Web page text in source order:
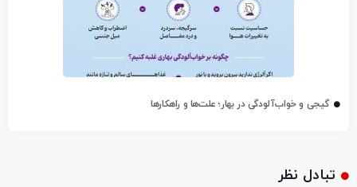
گیجی و خواب‌آلودگی در بهار؛ علت‌ها و راهکارها
تبادل نظر